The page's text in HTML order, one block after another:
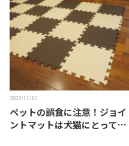
2022/11/15
ペットの誤食に注意！ジョイ
ントマットは犬猫にとって魅